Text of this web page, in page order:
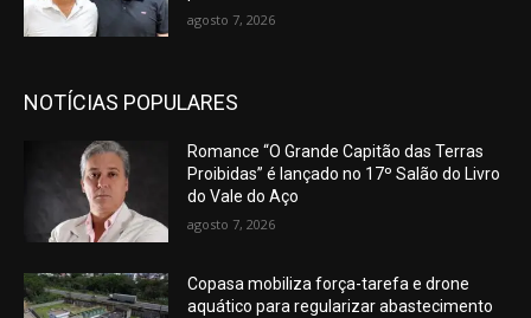
agosto 7, 2026
NOTÍCIAS POPULARES
Romance “O Grande Capitão das Terras
Proibidas” é lançado no 17º Salão do Livro
do Vale do Aço
agosto 7, 2026
Copasa mobiliza força-tarefa e drone
aquático para regularizar abastecimento